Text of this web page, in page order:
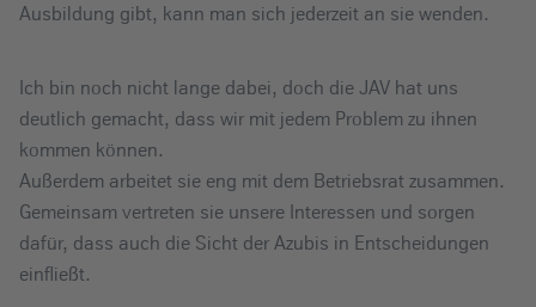
Ausbildung gibt, kann man sich jederzeit an sie wenden.
Ich bin noch nicht lange dabei, doch die JAV hat uns
deutlich gemacht, dass wir mit jedem Problem zu ihnen
kommen können.
Außerdem arbeitet sie eng mit dem Betriebsrat zusammen.
Gemeinsam vertreten sie unsere Interessen und sorgen
dafür, dass auch die Sicht der Azubis in Entscheidungen
einfließt.